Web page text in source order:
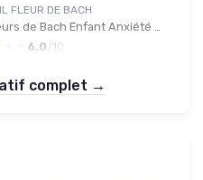
FLEUR DE BACH
® – Fleurs de Bach Enfant Anxiété 30ml +1 OFFERT – Cure complète – Enfant apaisé, calme et sérénité – SANS ALCOOL – Élixir floral traditionnel- Lot 2 flacons
6.0 /10
complet →